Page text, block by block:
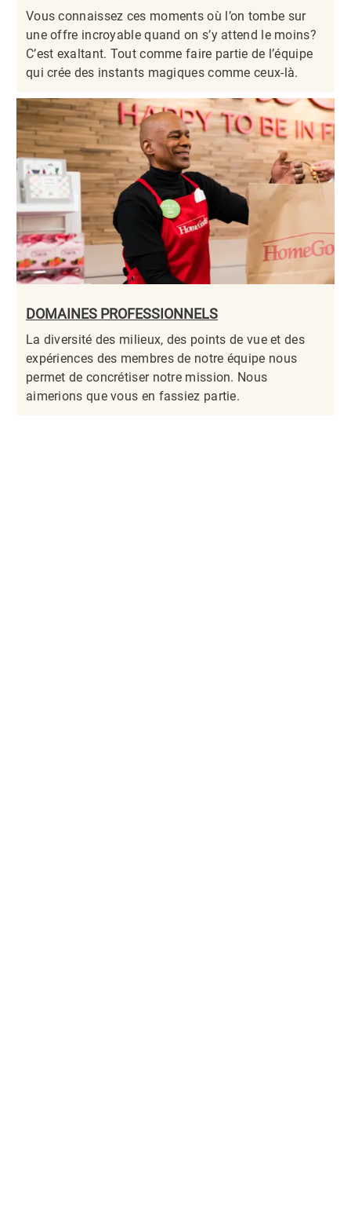
Vous connaissez ces moments où l’on tombe sur
une offre incroyable quand on s’y attend le moins?
C’est exaltant. Tout comme faire partie de l’équipe
qui crée des instants magiques comme ceux-là.​​​​​​​
DOMAINES PROFESSIONNELS
La diversité des milieux, des points de vue et des
expériences des membres de notre équipe nous
permet de concrétiser notre mission. Nous
aimerions que vous en fassiez partie.​​​​​​​